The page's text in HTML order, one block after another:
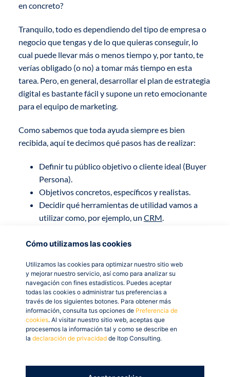
Cómo utilizamos las cookies
Utilizamos las cookies para optimizar nuestro sitio web
y mejorar nuestro servicio, así como para analizar su
navegación con fines estadísticos. Puedes aceptar
todas las cookies o administrar tus preferencias a
través de los siguientes botones. Para obtener más
información, consulta tus opciones de Preferencia de
cookies. Al visitar nuestro sitio web, aceptas que
procesemos la información tal y como se describe en
la declaración de privacidad de Itop Consulting.
en concreto?
Tranquilo, todo es dependiendo del tipo de empresa o
negocio que tengas y de lo que quieras conseguir, lo
cual puede llevar más o menos tiempo y, por tanto, te
verías obligado (o no) a tomar más tiempo en esta
tarea. Pero, en general, desarrollar el plan de estrategia
digital es bastante fácil y supone un reto emocionante
para el equipo de marketing.
Como sabemos que toda ayuda siempre es bien
recibida, aquí te decimos qué pasos has de realizar:
Definir tu público objetivo o cliente ideal (Buyer
Persona).
Objetivos concretos, específicos y realistas.
Decidir qué herramientas de utilidad vamos a
utilizar como, por ejemplo, un CRM
blog y/o RRSS.
canales (artículos, recursos gratuitos, ebooks,
infografías, vídeos…)
Cumpliendo con estas sencillas premisas tendrás
elaborado el plan de estrategia digital ideal para tu
negocio (el cual puedes ir modificando según los
resultados que vayas obteniendo a medida que pasa el